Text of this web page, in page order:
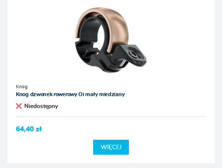
Knog
Knog dzwonek rowerowy Oi mały miedziany
Niedostępny
64,40 zł
WIĘCEJ